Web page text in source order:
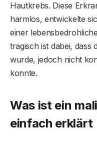
Hautkrebs. Diese
harmlos, entwickelte
einer
tragisch ist dabei,
wurde, jedoch nicht
konnte.
Was ist ein
einfach erklärt